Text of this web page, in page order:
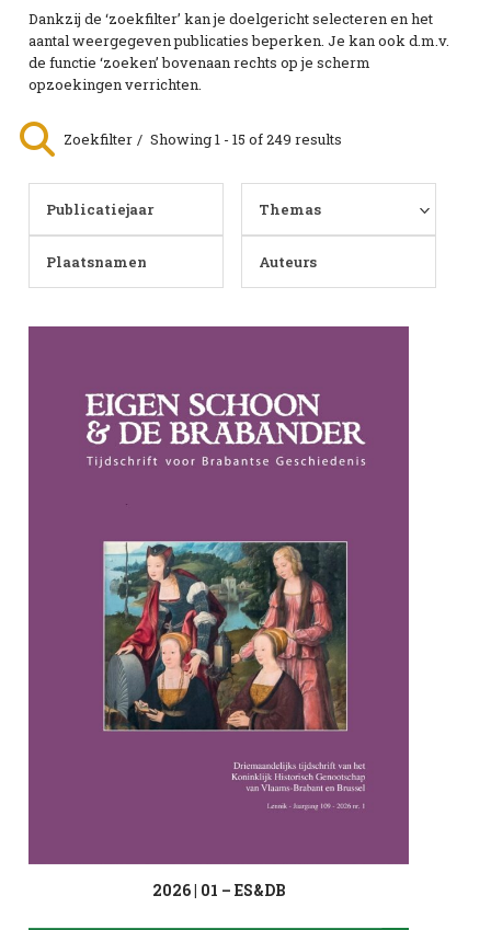
Dankzij de ‘zoekfilter’ kan je doelgericht selecteren en het
aantal weergegeven publicaties beperken. Je kan ook d.m.v.
de functie ‘zoeken’ bovenaan rechts op je scherm
opzoekingen verrichten.
Zoekfilter Showing 1 - 15 of 249 results
Publicatiejaar Themas
Plaatsnamen Auteurs
2026 | 01 – ES&DB